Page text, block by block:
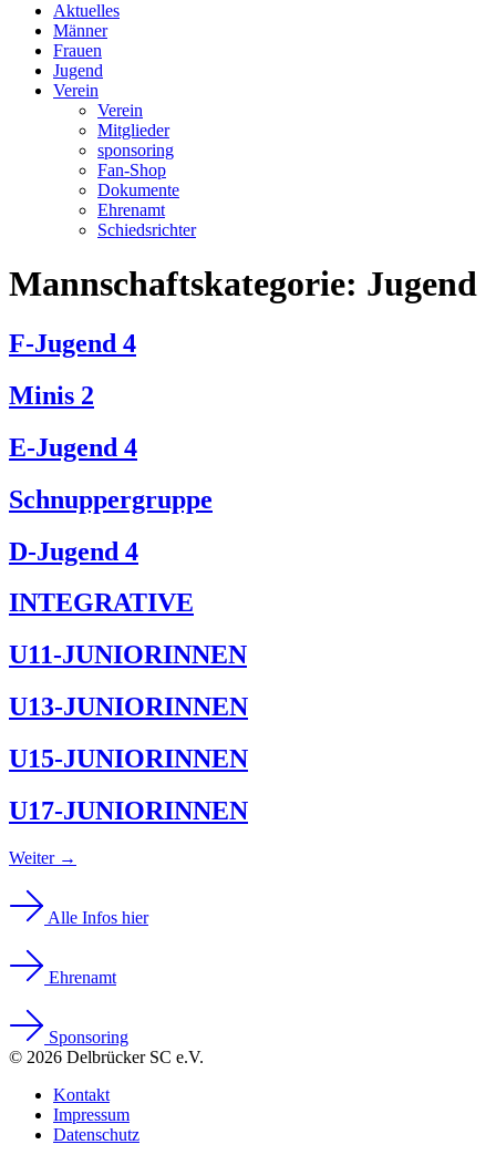
Aktuelles
Männer
Frauen
Jugend
Verein
Verein
Mitglieder
sponsoring
Fan-Shop
Dokumente
Ehrenamt
Schiedsrichter
Mannschaftskategorie: Jugend
F-Jugend 4
Minis 2
E-Jugend 4
Schnuppergruppe
D-Jugend 4
INTEGRATIVE
U11-JUNIORINNEN
U13-JUNIORINNEN
U15-JUNIORINNEN
U17-JUNIORINNEN
Weiter →
Alle Infos hier
Ehrenamt
Sponsoring
© 2026 Delbrücker SC e.V.
Kontakt
Impressum
Datenschutz